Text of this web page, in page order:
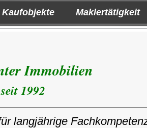
Kaufobjekte Maklertätigkeit
Immobilien
1992
langjährige